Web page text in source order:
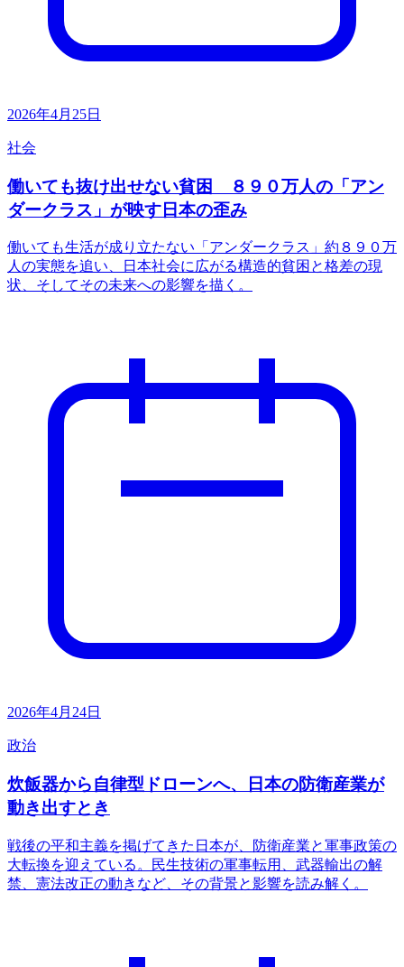
2026年4月25日
社会
働いても抜け出せない貧困 ８９０万人の「アン
ダークラス」が映す日本の歪み
働いても生活が成り立たない「アンダークラス」約８９０万
人の実態を追い、日本社会に広がる構造的貧困と格差の現
状、そしてその未来への影響を描く。
2026年4月24日
政治
炊飯器から自律型ドローンへ、日本の防衛産業が
動き出すとき
戦後の平和主義を掲げてきた日本が、防衛産業と軍事政策の
大転換を迎えている。民生技術の軍事転用、武器輸出の解
禁、憲法改正の動きなど、その背景と影響を読み解く。